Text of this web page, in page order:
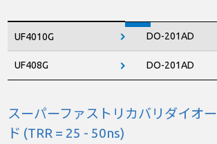
UF4010G
UF408G
DO-201AD
DO-201AD
スーパーファストリカバリダイオー
ド (TRR = 25 - 50ns)